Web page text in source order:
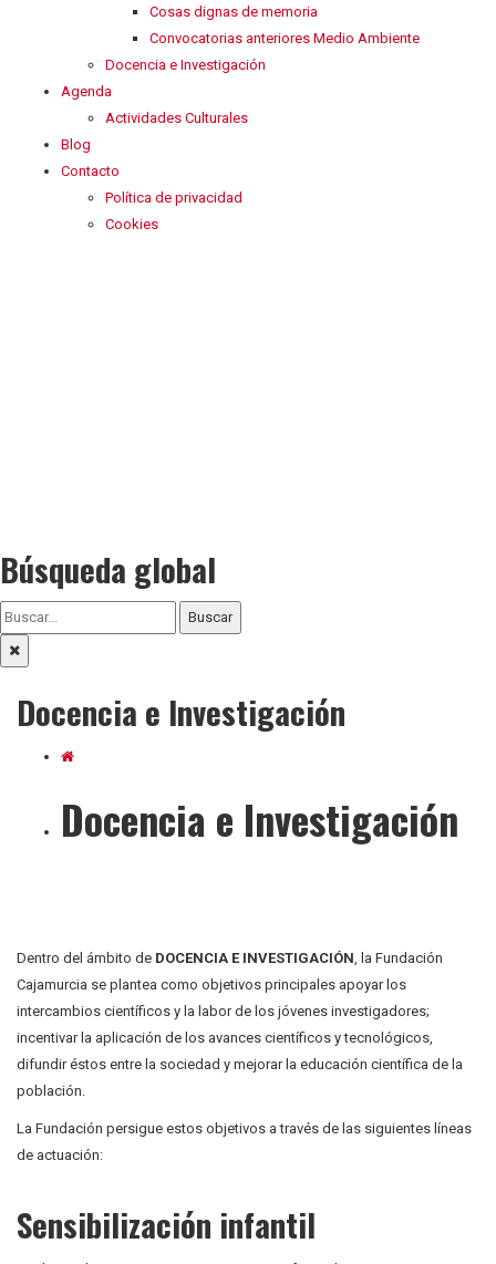
Cosas dignas de memoria
Convocatorias anteriores Medio Ambiente
Docencia e Investigación
Agenda
Actividades Culturales
Blog
Contacto
Política de privacidad
Cookies
Búsqueda global
Buscar
Docencia e Investigación
Docencia e Investigación
Dentro del ámbito de DOCENCIA E INVESTIGACIÓN, la Fundación
Cajamurcia se plantea como objetivos principales apoyar los
intercambios científicos y la labor de los jóvenes investigadores;
incentivar la aplicación de los avances científicos y tecnológicos,
difundir éstos entre la sociedad y mejorar la educación científica de la
población.
La Fundación persigue estos objetivos a través de las siguientes líneas
de actuación:
Sensibilización infantil